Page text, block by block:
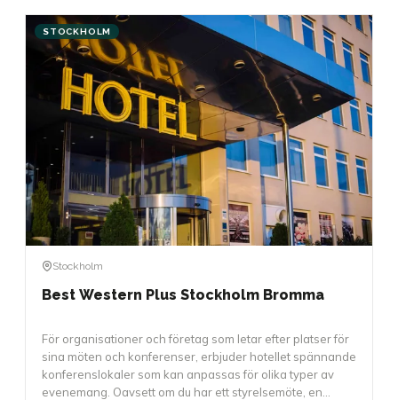
STOCKHOLM
Stockholm
Best Western Plus Stockholm Bromma
För organisationer och företag som letar efter platser för
sina möten och konferenser, erbjuder hotellet spännande
konferenslokaler som kan anpassas för olika typer av
evenemang. Oavsett om du har ett styrelsemöte, en